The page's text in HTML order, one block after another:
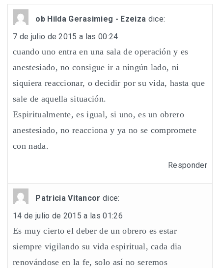
ob Hilda Gerasimieg - Ezeiza dice:
7 de julio de 2015 a las 00:24
cuando uno entra en una sala de operación y es
anestesiado, no consigue ir a ningún lado, ni
siquiera reaccionar, o decidir por su vida, hasta que
sale de aquella situación.
Espiritualmente, es igual, si uno, es un obrero
anestesiado, no reacciona y ya no se compromete
con nada.
Responder
Patricia Vitancor dice:
14 de julio de 2015 a las 01:26
Es muy cierto el deber de un obrero es estar
siempre vigilando su vida espiritual, cada dia
renovándose en la fe, solo así no seremos